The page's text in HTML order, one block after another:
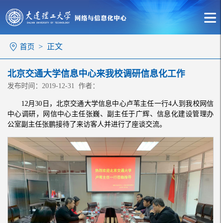
首页 > 正文
北京交通大学信息中心来我校调研信息化工作
发布时间：2019-12-31 作者：
12月30日，北京交通大学信息中心卢苇主任一行4人到我校网信
中心调研，网信中心主任张巍、副主任于广辉、信息化建设管理办
公室副主任张鹏接待了来访客人并进行了座谈交流。